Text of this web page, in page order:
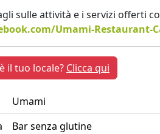
sulle attività e i servizi offerti
Umami-Restaurant-
il tuo locale? Clicca qui
Umami
Bar senza glutine